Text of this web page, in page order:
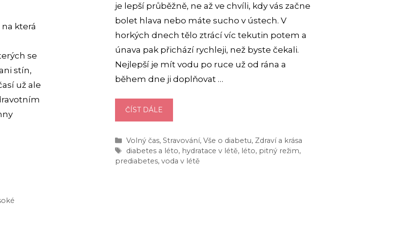
která
se
stín,
už ale
je lepší průběžně, ne až ve chvíli, kdy vás začne
bolet hlava nebo máte sucho v ústech. V
horkých dnech tělo ztrácí víc tekutin potem a
únava pak přichází rychleji, než byste čekali.
Nejlepší je mít vodu po ruce už od rána a
během dne ji doplňovat …
ČÍST DÁLE
REŽIM
LÉTĚ:
7
Rubriky
Volný čas,Stravování,Vše o diabetu, Zdraví a krása
Štítky
diabetes a léto, hydratace v létě, léto, pitný režim,
prediabetes, voda v létě